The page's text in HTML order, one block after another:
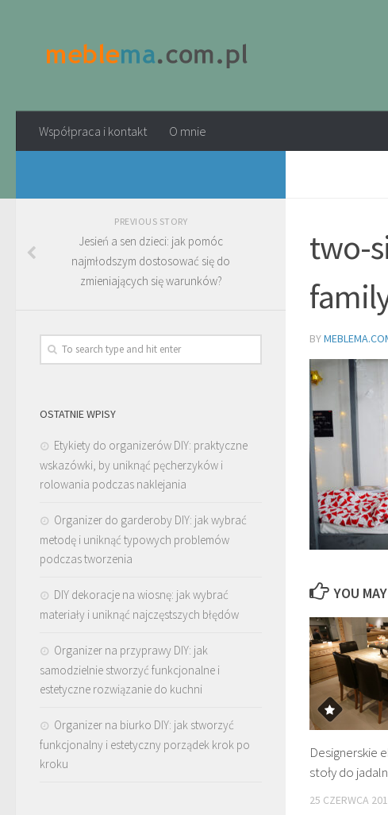
Współpraca i kontakt O mnie
two-
BY
YOU
Designerskie
stoły do
25 CZERWCA
PREVIOUS STORY
Jesień a sen dzieci: jak pomóc
najmłodszym dostosować się do
zmieniających się warunków?
OSTATNIE WPISY
Etykiety do organizerów DIY: praktyczne
wskazówki, by uniknąć pęcherzyków i
rolowania podczas naklejania
Organizer do garderoby DIY: jak wybrać
metodę i uniknąć typowych problemów
podczas tworzenia
DIY dekoracje na wiosnę: jak wybrać
materiały i uniknąć najczęstszych błędów
Organizer na przyprawy DIY: jak
samodzielnie stworzyć funkcjonalne i
estetyczne rozwiązanie do kuchni
Organizer na biurko DIY: jak stworzyć
funkcjonalny i estetyczny porządek krok po
kroku